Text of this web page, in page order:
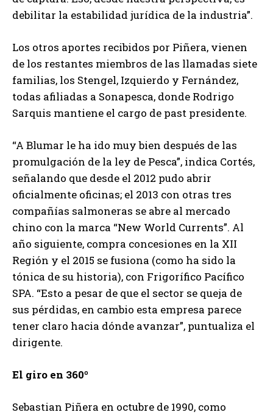
debilitar la estabilidad jurídica de la industria”.
Los otros aportes recibidos por Piñera, vienen
de los restantes miembros de las llamadas siete
familias, los Stengel, Izquierdo y Fernández,
todas afiliadas a Sonapesca, donde Rodrigo
Sarquis mantiene el cargo de past presidente.
“A Blumar le ha ido muy bien después de las
promulgación de la ley de Pesca”, indica Cortés,
señalando que desde el 2012 pudo abrir
oficialmente oficinas; el 2013 con otras tres
compañías salmoneras se abre al mercado
chino con la marca “New World Currents”. Al
año siguiente, compra concesiones en la XII
Región y el 2015 se fusiona (como ha sido la
tónica de su historia), con Frigorífico Pacífico
SPA. “Esto a pesar de que el sector se queja de
sus pérdidas, en cambio esta empresa parece
tener claro hacia dónde avanzar”, puntualiza el
dirigente.
El giro en 360º
Sebastian Piñera en octubre de 1990, como